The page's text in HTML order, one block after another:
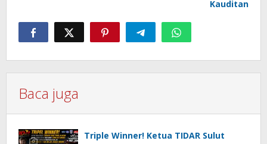
Kauditan
Baca juga
Triple Winner! Ketua TIDAR Sulut